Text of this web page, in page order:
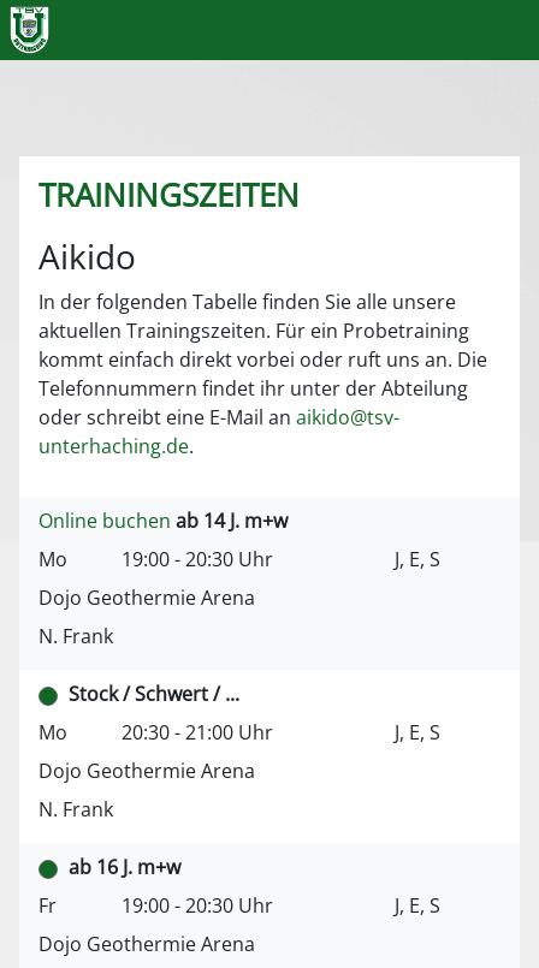
TRAININGSZEITEN
Aikido
In der folgenden Tabelle finden Sie alle unsere
aktuellen Trainingszeiten. Für ein Probetraining
kommt einfach direkt vorbei oder ruft uns an. Die
Telefonnummern findet ihr unter der Abteilung
oder schreibt eine E-Mail an aikido@tsv-
unterhaching.de.
Online buchen ab 14 J. m+w
Mo
19:00 - 20:30 Uhr
J, E, S
Dojo Geothermie Arena
N. Frank
Stock / Schwert / ...
Mo
20:30 - 21:00 Uhr
J, E, S
Dojo Geothermie Arena
N. Frank
ab 16 J. m+w
Fr
19:00 - 20:30 Uhr
J, E, S
Dojo Geothermie Arena